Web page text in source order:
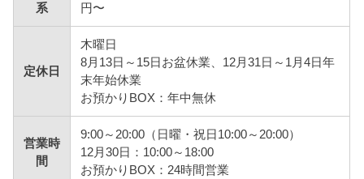
系
円〜
定休日
木曜日
8月13日～15日お盆休業、12月31日～1月4日年
末年始休業
お預かりBOX：年中無休
営業時
間
9:00～20:00（日曜・祝日10:00～20:00）
12月30日：10:00～18:00
お預かりBOX：24時間営業